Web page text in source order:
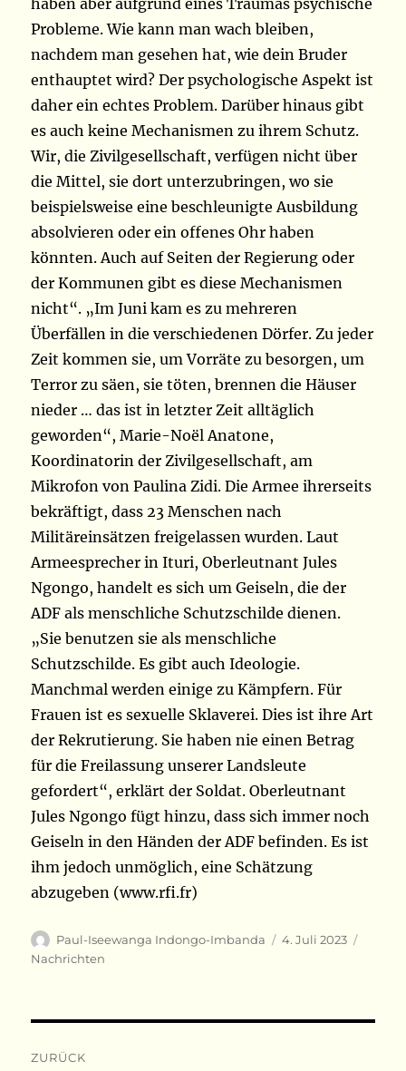
haben aber aufgrund eines Traumas psychische
Probleme. Wie kann man wach bleiben,
nachdem man gesehen hat, wie dein Bruder
enthauptet wird? Der psychologische Aspekt ist
daher ein echtes Problem. Darüber hinaus gibt
es auch keine Mechanismen zu ihrem Schutz.
Wir, die Zivilgesellschaft, verfügen nicht über
die Mittel, sie dort unterzubringen, wo sie
beispielsweise eine beschleunigte Ausbildung
absolvieren oder ein offenes Ohr haben
könnten. Auch auf Seiten der Regierung oder
der Kommunen gibt es diese Mechanismen
nicht“. „Im Juni kam es zu mehreren
Überfällen in die verschiedenen Dörfer. Zu jeder
Zeit kommen sie, um Vorräte zu besorgen, um
Terror zu säen, sie töten, brennen die Häuser
nieder … das ist in letzter Zeit alltäglich
geworden“, Marie-Noël Anatone,
Koordinatorin der Zivilgesellschaft, am
Mikrofon von Paulina Zidi. Die Armee ihrerseits
bekräftigt, dass 23 Menschen nach
Militäreinsätzen freigelassen wurden. Laut
Armeesprecher in Ituri, Oberleutnant Jules
Ngongo, handelt es sich um Geiseln, die der
ADF als menschliche Schutzschilde dienen.
„Sie benutzen sie als menschliche
Schutzschilde. Es gibt auch Ideologie.
Manchmal werden einige zu Kämpfern. Für
Frauen ist es sexuelle Sklaverei. Dies ist ihre Art
der Rekrutierung. Sie haben nie einen Betrag
für die Freilassung unserer Landsleute
gefordert“, erklärt der Soldat. Oberleutnant
Jules Ngongo fügt hinzu, dass sich immer noch
Geiseln in den Händen der ADF befinden. Es ist
ihm jedoch unmöglich, eine Schätzung
abzugeben (www.rfi.fr)
Autor
Paul-Iseewanga Indongo-Imbanda
Veröffentlicht
4. Juli 2023
Nachrichten
ZURÜCK